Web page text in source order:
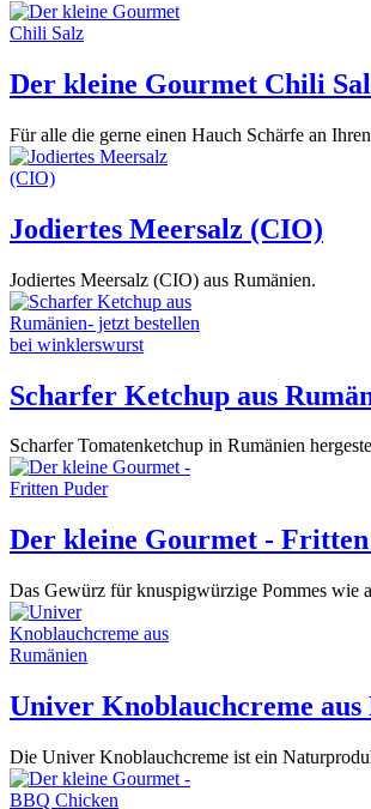
Der kleine Gourmet Chili
Für alle die gerne einen Hauch Schärfe an
Jodiertes Meersalz (CIO)
Jodiertes Meersalz (CIO) aus Rumänien.
Scharfer Ketchup aus
Scharfer Tomatenketchup in Rumänien
Der kleine Gourmet -
Das Gewürz für knuspigwürzige Pommes wie
Univer Knoblauchcreme aus
Die Univer Knoblauchcreme ist ein